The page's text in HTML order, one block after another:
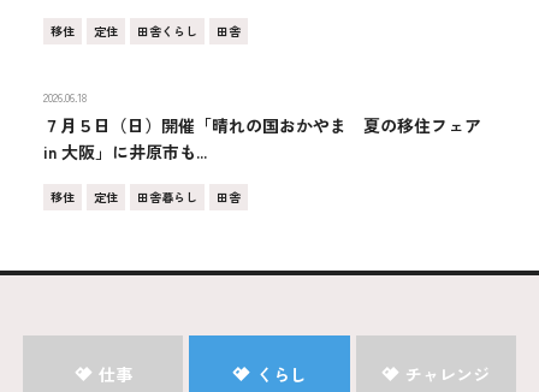
移住 定住 田舎くらし 田舎
2026.06.18
７月５日（日）開催「晴れの国おかやま 夏の移住フェア
in 大阪」に井原市も...
移住 定住 田舎暮らし 田舎
仕事 くらし チャレンジ